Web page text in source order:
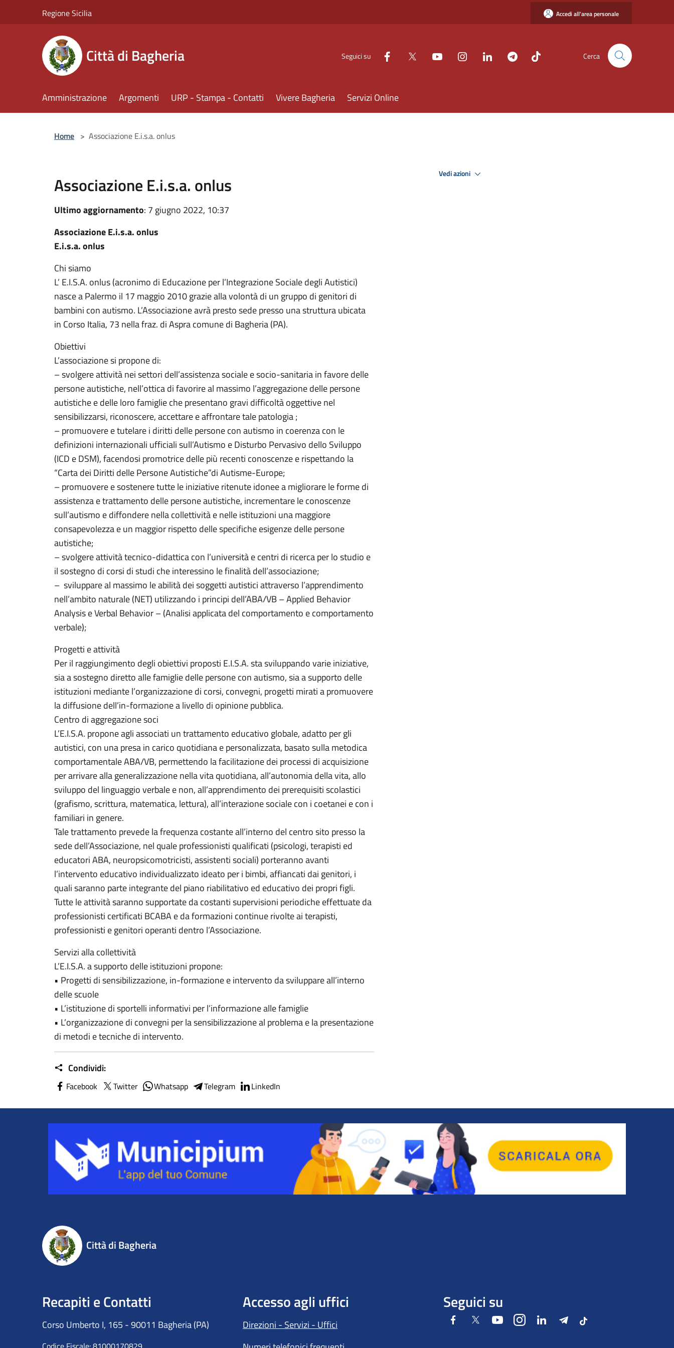
Regione Sicilia Accedi all'area personale
Città di Bagheria Seguici su Cerca
Amministrazione Argomenti URP - Stampa - Contatti Vivere Bagheria Servizi Online
Home > Associazione E.i.s.a. onlus
Associazione E.i.s.a. onlus
Ultimo aggiornamento: 7 giugno 2022, 10:37
Associazione E.i.s.a. onlus
E.i.s.a. onlus
Chi siamo
L’ E.I.S.A. onlus (acronimo di Educazione per l’Integrazione Sociale degli Autistici)
nasce a Palermo il 17 maggio 2010 grazie alla volontà di un gruppo di genitori di
bambini con autismo. L’Associazione avrà presto sede presso una struttura ubicata
in Corso Italia, 73 nella fraz. di Aspra comune di Bagheria (PA).
Obiettivi
L’associazione si propone di:
– svolgere attività nei settori dell’assistenza sociale e socio-sanitaria in favore delle
persone autistiche, nell’ottica di favorire al massimo l’aggregazione delle persone
autistiche e delle loro famiglie che presentano gravi difficoltà oggettive nel
sensibilizzarsi, riconoscere, accettare e affrontare tale patologia ;
– promuovere e tutelare i diritti delle persone con autismo in coerenza con le
definizioni internazionali ufficiali sull’Autismo e Disturbo Pervasivo dello Sviluppo
(ICD e DSM), facendosi promotrice delle più recenti conoscenze e rispettando la
“Carta dei Diritti delle Persone Autistiche”di Autisme-Europe;
– promuovere e sostenere tutte le iniziative ritenute idonee a migliorare le forme di
assistenza e trattamento delle persone autistiche, incrementare le conoscenze
sull’autismo e diffondere nella collettività e nelle istituzioni una maggiore
consapevolezza e un maggior rispetto delle specifiche esigenze delle persone
autistiche;
– svolgere attività tecnico-didattica con l’università e centri di ricerca per lo studio e
il sostegno di corsi di studi che interessino le finalità dell’associazione;
– sviluppare al massimo le abilità dei soggetti autistici attraverso l’apprendimento
nell’ambito naturale (NET) utilizzando i principi dell’ABA/VB – Applied Behavior
Analysis e Verbal Behavior – (Analisi applicata del comportamento e comportamento
verbale);
Progetti e attività
Per il raggiungimento degli obiettivi proposti E.I.S.A. sta sviluppando varie iniziative,
sia a sostegno diretto alle famiglie delle persone con autismo, sia a supporto delle
istituzioni mediante l’organizzazione di corsi, convegni, progetti mirati a promuovere
la diffusione dell’in-formazione a livello di opinione pubblica.
Centro di aggregazione soci
L’E.I.S.A. propone agli associati un trattamento educativo globale, adatto per gli
autistici, con una presa in carico quotidiana e personalizzata, basato sulla metodica
comportamentale ABA/VB, permettendo la facilitazione dei processi di acquisizione
per arrivare alla generalizzazione nella vita quotidiana, all’autonomia della vita, allo
sviluppo del linguaggio verbale e non, all’apprendimento dei prerequisiti scolastici
(grafismo, scrittura, matematica, lettura), all’interazione sociale con i coetanei e con i
familiari in genere.
Tale trattamento prevede la frequenza costante all’interno del centro sito presso la
sede dell’Associazione, nel quale professionisti qualificati (psicologi, terapisti ed
educatori ABA, neuropsicomotricisti, assistenti sociali) porteranno avanti
l’intervento educativo individualizzato ideato per i bimbi, affiancati dai genitori, i
quali saranno parte integrante del piano riabilitativo ed educativo dei propri figli.
Tutte le attività saranno supportate da costanti supervisioni periodiche effettuate da
professionisti certificati BCABA e da formazioni continue rivolte ai terapisti,
professionisti e genitori operanti dentro l’Associazione.
Servizi alla collettività
L’E.I.S.A. a supporto delle istituzioni propone:
• Progetti di sensibilizzazione, in-formazione e intervento da sviluppare all’interno
delle scuole
• L’istituzione di sportelli informativi per l’informazione alle famiglie
• L’organizzazione di convegni per la sensibilizzazione al problema e la presentazione
di metodi e tecniche di intervento.
Condividi:
Facebook Twitter Whatsapp Telegram LinkedIn
Vedi azioni
Città di Bagheria
Recapiti e Contatti
Corso Umberto I, 165 - 90011 Bagheria (PA)
Accesso agli uffici
Direzioni - Servizi - Uffici
Seguici su
FacebookTwitter YoutubeInstagramLinkedIn Telegram
Tiktok